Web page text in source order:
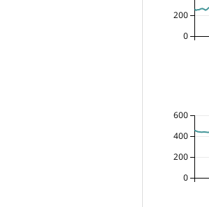
0
200
0
200
400
600